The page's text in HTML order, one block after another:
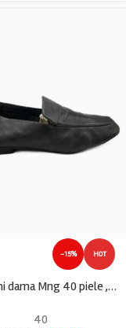
-15% HOT
Mocasini dama Mng 40 piele , negru
40